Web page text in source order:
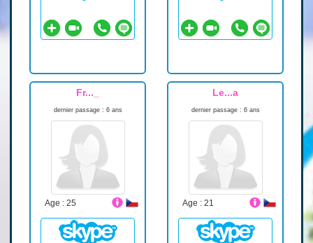
Fr..._
dernier passage : 6 ans
Age : 25
Le...a
dernier passage : 6 ans
Age : 21